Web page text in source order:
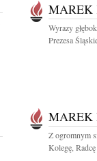
MAREK
Wyrazy
Prezesa
MAREK
Z ogromnym
Kolegę,